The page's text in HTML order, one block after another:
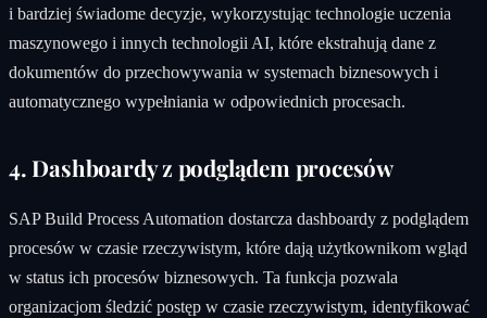
i bardziej świadome decyzje, wykorzystując technologie uczenia
maszynowego i innych technologii AI, które ekstrahują dane z
dokumentów do przechowywania w systemach biznesowych i
automatycznego wypełniania w odpowiednich procesach.
4. Dashboardy z podglądem procesów
SAP Build Process Automation dostarcza dashboardy z podglądem
procesów w czasie rzeczywistym, które dają użytkownikom wgląd
w status ich procesów biznesowych. Ta funkcja pozwala
organizacjom śledzić postęp w czasie rzeczywistym, identyfikować